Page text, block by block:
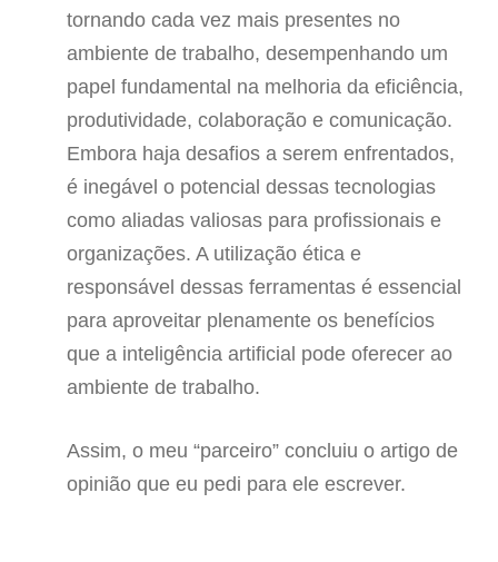
tornando cada vez mais presentes no
ambiente de trabalho, desempenhando um
papel fundamental na melhoria da eficiência,
produtividade, colaboração e comunicação.
Embora haja desafios a serem enfrentados,
é inegável o potencial dessas tecnologias
como aliadas valiosas para profissionais e
organizações. A utilização ética e
responsável dessas ferramentas é essencial
para aproveitar plenamente os benefícios
que a inteligência artificial pode oferecer ao
ambiente de trabalho.
Assim, o meu “parceiro” concluiu o artigo de
opinião que eu pedi para ele escrever.